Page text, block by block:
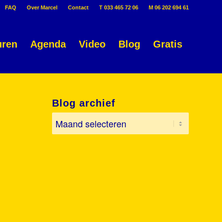
FAQ Over Marcel Contact T 033 465 72 06 M 06 202 694 61
Agenda Video Blog Gratis
Blog archief